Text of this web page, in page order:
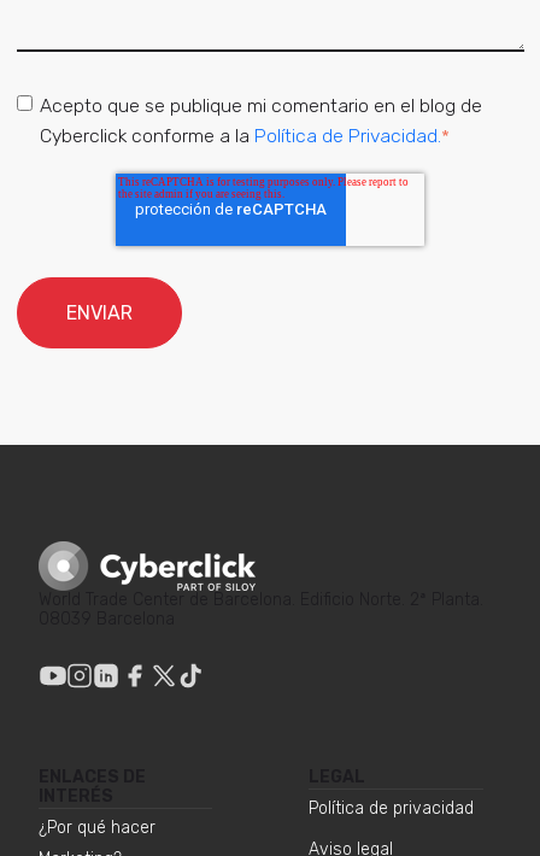
Acepto que se publique mi comentario en el blog de
Cyberclick conforme a la Política de Privacidad.*
¿Por qué hacer
Política de privacidad
Aviso legal